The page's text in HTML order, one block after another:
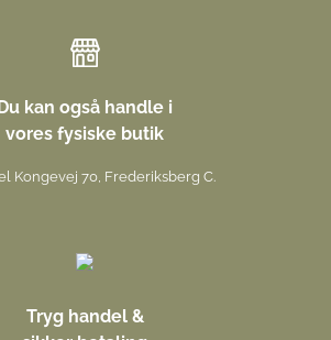
kan også handle i
vores fysiske butik
Kongevej 70, Frederiksberg C.
Tryg handel &